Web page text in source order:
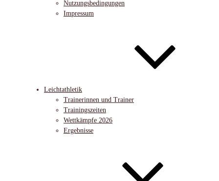
Nutzungsbedingungen
Impressum
Leichtathletik
Trainerinnen und Trainer
Trainingszeiten
Wettkämpfe 2026
Ergebnisse